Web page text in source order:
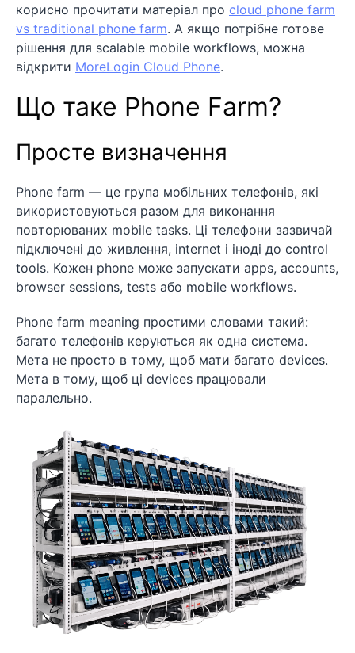
корисно прочитати матеріал про cloud phone farm
vs traditional phone farm. А якщо потрібне готове
рішення для scalable mobile workflows, можна
відкрити MoreLogin Cloud Phone.
Що таке Phone Farm?
Просте визначення
Phone farm — це група мобільних телефонів, які
використовуються разом для виконання
повторюваних mobile tasks. Ці телефони зазвичай
підключені до живлення, internet і іноді до control
tools. Кожен phone може запускати apps, accounts,
browser sessions, tests або mobile workflows.
Phone farm meaning простими словами такий:
багато телефонів керуються як одна система.
Мета не просто в тому, щоб мати багато devices.
Мета в тому, щоб ці devices працювали
паралельно.